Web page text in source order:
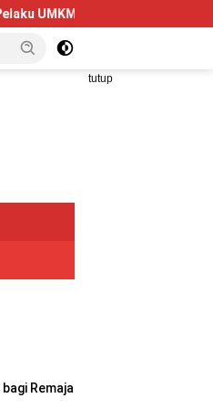
Telkom University
tutup
Remaja